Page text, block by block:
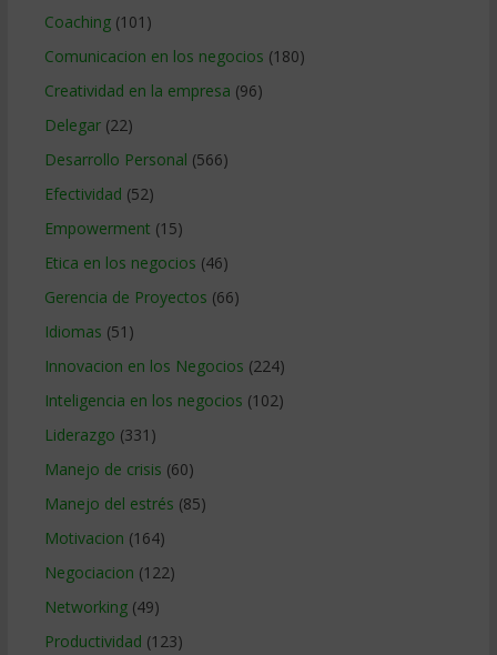
Coaching(101)
Comunicacion en los negocios (180)
Creatividad en la empresa (96)
Delegar(22)
Desarrollo Personal (566)
Efectividad (52)
Empowerment (15)
Etica en los negocios (46)
Gerencia de Proyectos (66)
Idiomas (51)
Innovacion en los Negocios (224)
Inteligencia en los negocios (102)
Liderazgo (331)
Manejo de crisis (60)
Manejo del estrés (85)
Motivacion (164)
Negociacion (122)
Networking(49)
Productividad (123)